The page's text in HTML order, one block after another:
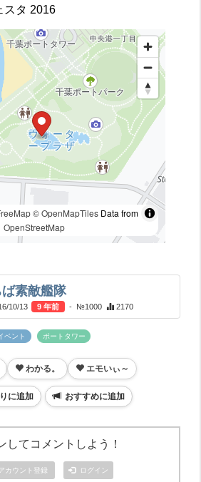
スタ 2016
© OpenMapTilesData from
OpenStreetMap
ば素敵艦隊
10/13 9 年前 - №1000 2170
ベント ポートタワー
わかる。 エモいぃ～
に追加 おすすめに追加
してコメントしよう！
カウント登録 ログイン